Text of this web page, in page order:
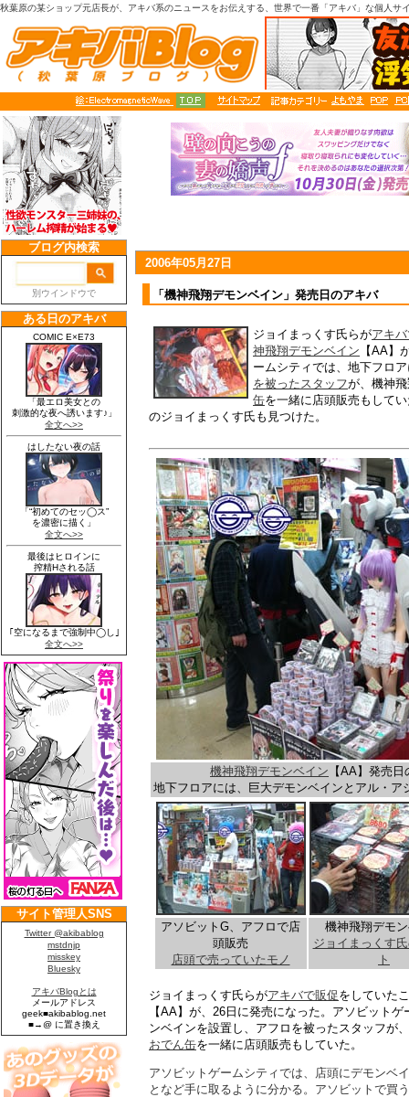
秋葉原の某ショップ元店長が、アキバ系のニュースをお伝えする、世界で一番「アキバ」な個人サ
2006年05月27日
「機神飛翔デモンベイン」発売日のアキバ
ジョイまっくす氏らがアキ
神飛翔デモンベイン 【AA】
ームシティでは、地下フロ
を被ったスタッフが、機神
缶を一緒に店頭販売もして
のジョイまっくす氏も見つけた。
機神飛翔デモンベイン 【AA】発売
地下フロアには、巨大デモンベインとアル・ア
アソビットG、アフロで店
頭販売
店頭で売っていたモノ
機神飛翔デモ
ジョイまっくす
ト
ジョイまっくす氏らがアキバで販促をしていた
【AA】が、26日に発売になった。アソビット
ンベインを設置し、アフロを被ったスタッフが
おでん缶を一緒に店頭販売もしていた。
アソビットゲームシティでは、店頭にデモンベ
となど手に取るように分かる。アソビットで買